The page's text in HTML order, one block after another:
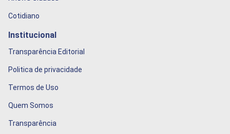
Cotidiano
Institucional
Transparência Editorial
Politica de privacidade
Termos de Uso
Quem Somos
Transparência